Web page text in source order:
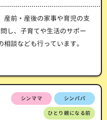
産前・産後の家事や育児の支
し、子育てや生活のサポー
談なども行っています。
シンママ シンパパ
ひとり親になる前